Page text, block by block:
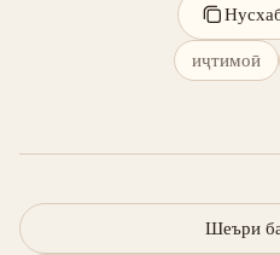
иҷтимоӣ
Шеъри